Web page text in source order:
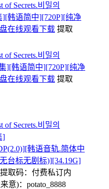
Secrets.비밀의
][韩语简中][720P][纯净
在线观看下载 提取
Secrets.비밀의
][韩语简中][720P][纯净
在线观看下载 提取
Secrets.비밀의
]
韩语音轨.简体中
台标无剧标)][34.19G]
提取码： 付费私订内
意)：potato_8888